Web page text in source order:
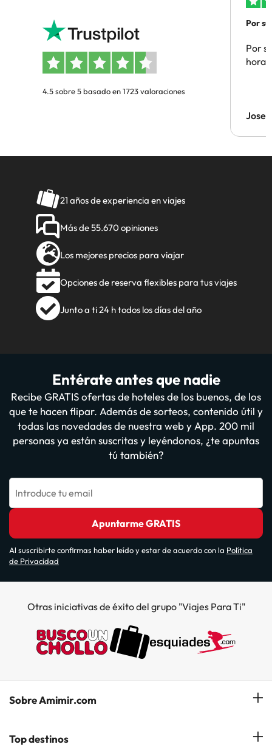
4.5 sobre 5 basado en 1723 valoraciones
Por
Por
hora
Jose
21 años de experiencia en viajes
Más de 55.670 opiniones
Los mejores precios para viajar
Opciones de reserva flexibles para tus viajes
Junto a ti 24 h todos los días del año
Entérate antes que nadie
Recibe GRATIS ofertas de hoteles de los buenos, de los
que te hacen flipar. Además de sorteos, contenido útil y
todas las novedades de nuestra web y App. 200 mil
personas ya están suscritas y leyéndonos, ¿te apuntas
tú también?
Introduce tu email
Apuntarme GRATIS
Al suscribirte confirmas haber leído y estar de acuerdo con la Política
de Privacidad
Otras iniciativas de éxito del grupo "Viajes Para Ti"
Sobre Amimir.com
¿Quiénes somos?
Top destinos